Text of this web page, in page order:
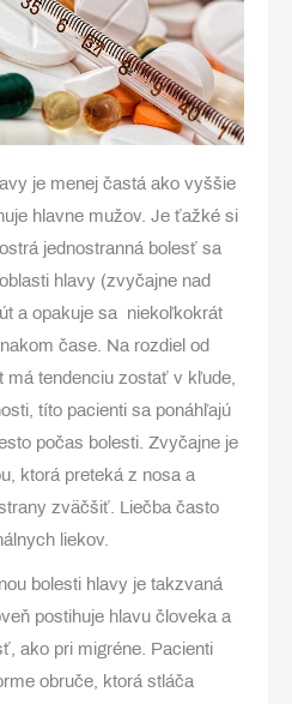
je menej častá ako vyššie
hlavne mužov. Je ťažké si
jednostranná bolesť sa
hlavy (zvyčajne nad
a opakuje sa niekoľkokrát
čase. Na rozdiel od
má tendenciu zostať v kľude,
títo pacienti sa ponáhľajú
počas bolesti. Zvyčajne je
ktorá preteká z nosa a
zväčšiť. Liečba často
liekov.
bolesti hlavy je takzvaná
postihuje hlavu človeka a
ako pri migréne. Pacienti
obruče, ktorá stláča